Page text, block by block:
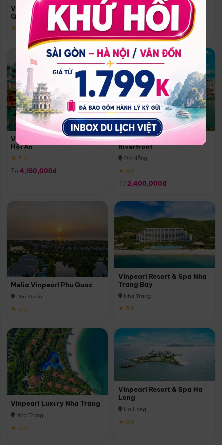
Vinpearl Resort & Spa Phu
Quoc
★ 5.0
Quoc
Phú Quốc
★ 5.0
Vinpearl Resort & Golf Nam
Hội An
★ 5.0
Từ 4,150,000đ
Melia Vinpearl Danang
Riverfront
Đà Nẵng
★ 5.0
Từ 2,400,000đ
Melia Vinpearl Phu Quoc
Phú Quốc
★ 5.0
Vinpearl Resort & Spa Nha
Trang Bay
Nha Trang
★ 5.0
Vinpearl Luxury Nha Trang
Nha Trang
★ 5.0
Vinpearl Resort & Spa Ha
Long
Hạ Long
★ 5.0